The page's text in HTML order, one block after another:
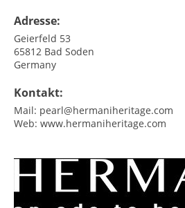
Adresse:
Geierfeld 53
65812 Bad Soden
Germany
Kontakt:
Mail: pearl@hermaniheritage.com
Web: www.hermaniheritage.com